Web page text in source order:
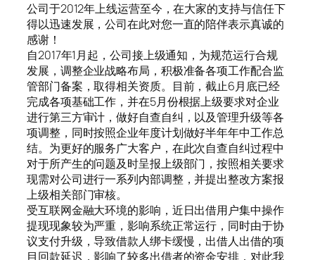
公司于2012年上线运营至今，在大家的支持与信任下
得以迅速发展，公司在此对您一直的陪伴表示真诚的
感谢！
自2017年1月起，公司接上级通知，为规范运行合规
发展，调整企业战略布局，积极准备各项工作配合监
管部门备案，取得相关资质。目前，截止6月底已经
完成各项基础工作，并在5月份根据上级要求对企业
进行第三方审计，做好自查自纠，以及管理升级等各
项调整，同时按照企业年度计划做好半年年中工作总
结。为更好的服务广大客户，在此次自查自纠过程中
对于所产生的问题及时呈报上级部门，按照相关要求
现需对公司进行一系列内部调整，并提出整改方案报
上级相关部门审核。
受互联网金融大环境的影响，近日出借用户集中操作
提现现象较为严重，影响系统正常运行，同时由于协
议支付升级，导致借款人绑卡缓慢，出借人出借的项
目回款延迟，影响了较多出借者的资金安排，对此我